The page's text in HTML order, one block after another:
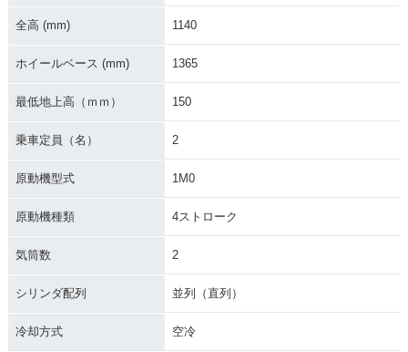
全高 (mm) 1140
ホイールベース (mm) 1365
最低地上高（ｍｍ） 150
乗車定員（名） 2
原動機型式 1M0
原動機種類 4ストローク
気筒数 2
シリンダ配列 並列（直列）
冷却方式 空冷